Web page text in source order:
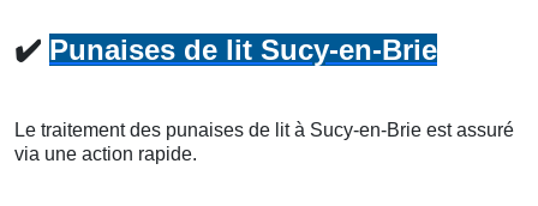
✔️ Punaises de lit Sucy-en-Brie
Le traitement des punaises de lit à Sucy-en-Brie est assuré
via une action rapide.